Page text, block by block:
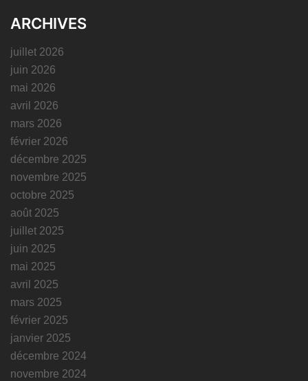
ARCHIVES
juillet 2026
juin 2026
mai 2026
avril 2026
mars 2026
février 2026
décembre 2025
novembre 2025
octobre 2025
août 2025
juillet 2025
juin 2025
mai 2025
avril 2025
mars 2025
février 2025
janvier 2025
décembre 2024
novembre 2024